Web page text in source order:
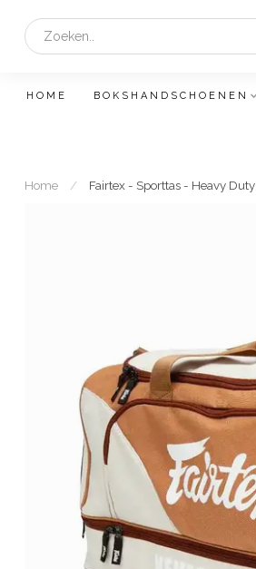
HOME BOKSHANDSCHOENEN
Home / Fairtex - Sporttas - Heavy